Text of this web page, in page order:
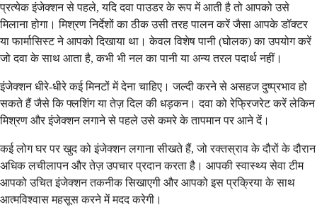
प्रत्येक इंजेक्शन से पहले, यदि दवा पाउडर के रूप में आती है तो आपको उसे
मिलाना होगा। मिश्रण निर्देशों का ठीक उसी तरह पालन करें जैसा आपके डॉक्टर
या फार्मासिस्ट ने आपको दिखाया था। केवल विशेष पानी (घोलक) का उपयोग करें
जो दवा के साथ आता है, कभी भी नल का पानी या अन्य तरल पदार्थ नहीं।
इंजेक्शन धीरे-धीरे कई मिनटों में देना चाहिए। जल्दी करने से असहज दुष्प्रभाव हो
सकते हैं जैसे कि फ्लशिंग या तेज़ दिल की धड़कन। दवा को रेफ्रिजरेट करें लेकिन
मिश्रण और इंजेक्शन लगाने से पहले उसे कमरे के तापमान पर आने दें।
कई लोग घर पर खुद को इंजेक्शन लगाना सीखते हैं, जो रक्तस्राव के दौरों के दौरान
अधिक लचीलापन और तेज़ उपचार प्रदान करता है। आपकी स्वास्थ्य सेवा टीम
आपको उचित इंजेक्शन तकनीक सिखाएगी और आपको इस प्रक्रिया के साथ
आत्मविश्वास महसूस करने में मदद करेगी।